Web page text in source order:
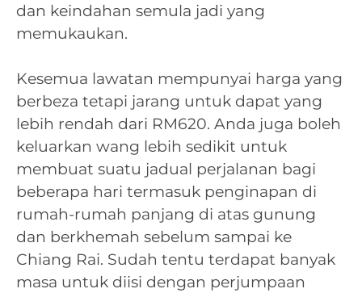
dan keindahan semula jadi yang
memukaukan.
Kesemua lawatan mempunyai harga yang
berbeza tetapi jarang untuk dapat yang
lebih rendah dari RM620. Anda juga boleh
keluarkan wang lebih sedikit untuk
membuat suatu jadual perjalanan bagi
beberapa hari termasuk penginapan di
rumah-rumah panjang di atas gunung
dan berkhemah sebelum sampai ke
Chiang Rai. Sudah tentu terdapat banyak
masa untuk diisi dengan perjumpaan